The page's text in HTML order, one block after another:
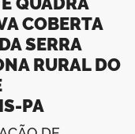
COBERTA
SERRA
RURAL DO
PA